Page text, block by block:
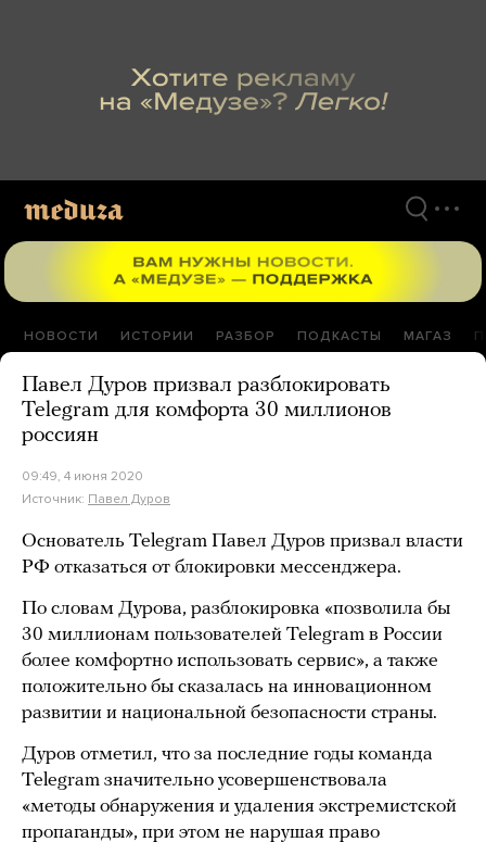
НОВОСТИ ИСТОРИИ РАЗБОР ПОДКАСТЫ МАГАЗ
Павел Дуров призвал разблокировать
Telegram для комфорта 30 миллионов
россиян
09:49, 4 июня 2020
Источник: Павел Дуров
Основатель Telegram Павел Дуров призвал власти
РФ отказаться от блокировки мессенджера.
По словам Дурова, разблокировка «позволила бы
30 миллионам пользователей Telegram в России
более комфортно использовать сервис», а также
положительно бы сказалась на инновационном
развитии и национальной безопасности страны.
Дуров отметил, что за последние годы команда
Telegram значительно усовершенствовала
«методы обнаружения и удаления экстремистской
пропаганды», при этом не нарушая право